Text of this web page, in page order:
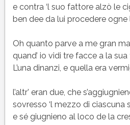
e contra ‘l suo fattore alzò le
ben dee da lui procedere ogne
Oh quanto parve a me gran
quand’ io vidi tre facce a la
L’una dinanzi, e quella era
l’altr’ eran due, che
sovresso ‘l mezzo di ciascuna
e sé giugnieno al loco de la